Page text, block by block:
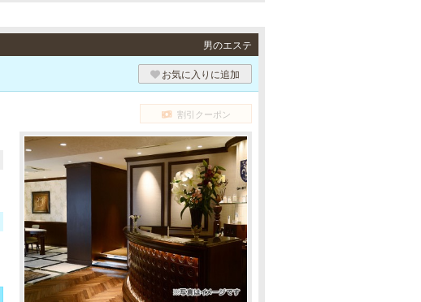
男のエステ
お気に入りに追加
割引クーポン